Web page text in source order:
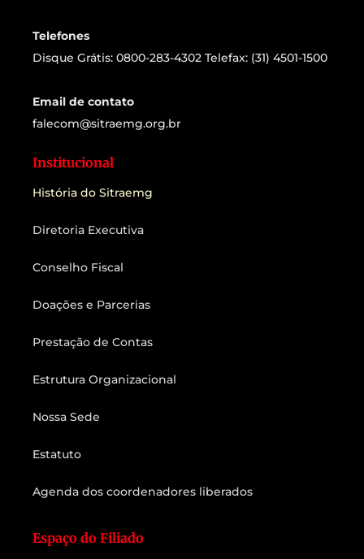
Telefones
Disque Grátis: 0800-283-4302 Telefax: (31) 4501-1500
Email de contato
falecom@sitraemg.org.br
Institucional
História do Sitraemg
Diretoria Executiva
Conselho Fiscal
Doações e Parcerias
Prestação de Contas
Estrutura Organizacional
Nossa Sede
Estatuto
Agenda dos coordenadores liberados
Espaço do Filiado